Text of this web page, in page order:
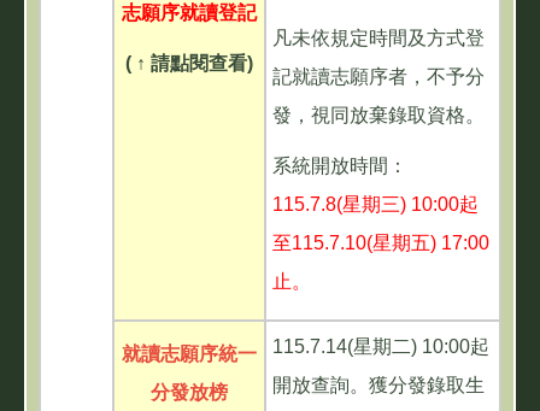
志願序就讀登記
( ↑ 請點閱查看)
凡未依規定時間及方式登
記就讀志願序者，不予分
發，視同放棄錄取資格。
系統開放時間：
115.7.8(星期三) 10:00起
至115.7.10(星期五) 17:00
止。
就讀志願序統一
分發放榜
115.7.14(星期二) 10:00起
開放查詢。獲分發錄取生